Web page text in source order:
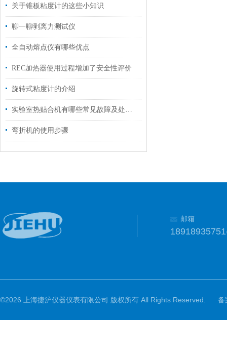
关于锥板粘度计的这些小知识
聊一聊剥离力测试仪
全自动熔点仪有哪些优点
REC加热器使用过程增加了安全性评价
旋转式粘度计的介绍
实验室热贴合机有哪些常见故障及处理方法
弯折机的使用步骤
邮箱
©2026 上海捷沪仪器仪表有限公司 版权所有 All Rights Reserved. 备